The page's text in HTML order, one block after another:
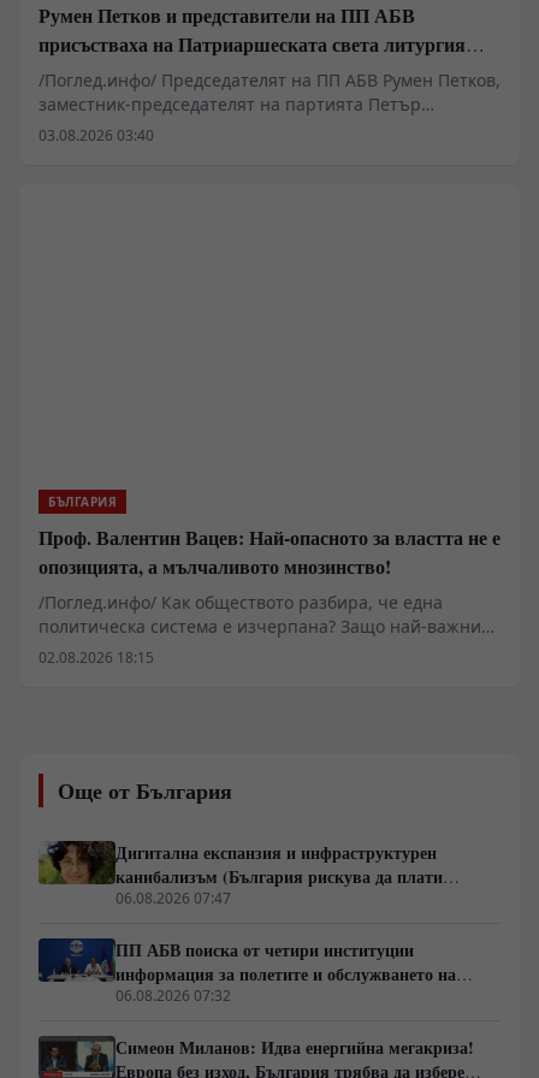
Румен Петков и представители на ПП АБВ
присъстваха на Патриаршеската света литургия
пред Хавайската мироточива икона
/Поглед.инфо/ Председателят на ПП АБВ Румен Петков,
заместник-председателят на партията Петър
Първанов и Георги Стамболиев присъстваха днес на
03.08.2026 03:40
БЪЛГАРИЯ
Проф. Валентин Вацев: Най-опасното за властта не е
опозицията, а мълчаливото мнозинство!
/Поглед.инфо/ Как обществото разбира, че една
политическа система е изчерпана? Защо най-важните
промени започват много преди изборите и защо
обществото“ – фазата, в която доверието към стария
модел вече е разрушено, но новият все още не се е
кризата на либералния модел, смяната на елитите,
историческите паралели с България, Франция, Русия
и Германия, както и за причините обществата
за поредните партийни битки, а за процесите, които
подготвят следващия политически цикъл.
02.08.2026 18:15
Още от България
Дигитална експанзия и инфраструктурен
канибализъм (България рискува да плати
дигиталната трансформация на Европа с
06.08.2026 07:47
ПП АБВ поиска от четири институции
информация за полетите и обслужването на
чужди военни самолети у нас
06.08.2026 07:32
Симеон Миланов: Идва енергийна мегакриза!
Европа без изход, България трябва да избере